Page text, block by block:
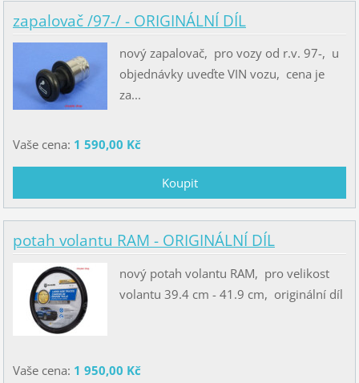
zapalovač /97-/ - ORIGINÁLNÍ DÍL
nový zapalovač, pro vozy od r.v. 97-, u
objednávky uveďte VIN vozu, cena je
za...
Vaše cena: 1 590,00 Kč
potah volantu RAM - ORIGINÁLNÍ DÍL
nový potah volantu RAM, pro velikost
volantu 39.4 cm - 41.9 cm, originální díl
Vaše cena: 1 950,00 Kč